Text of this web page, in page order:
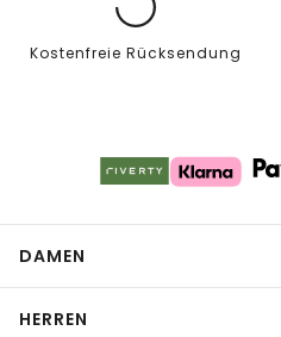
Kostenfreie Rücksendung
DAMEN
HERREN